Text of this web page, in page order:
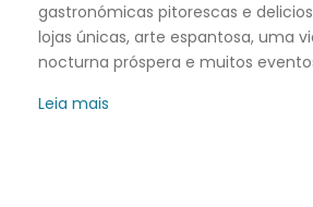
Norfolk Early Saturday
Cruzeiro com Brunch de Páscoa
Cruzeiro com Brunch no Dia do
gastronómicas pitorescas e
lojas únicas, arte espantosa, uma
nocturna próspera e muitos
Leia mais